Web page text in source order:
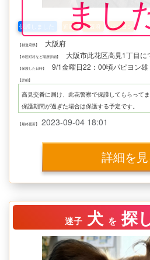
まし
保護しました 近畿 大阪府 パピヨン
【都道府県】 大阪府
【市区町村など場所詳細】 大阪市此花区高見1丁目に
【保護した日時】 9/1金曜日22：00頃パピヨン雄
【詳細】
高見交番に届け、此花警察で保護してもらってま
保護期間が過ぎた場合は保護する予定です。
【最終更新】 2023-09-04 18:01
詳細を
迷子 犬 を 探